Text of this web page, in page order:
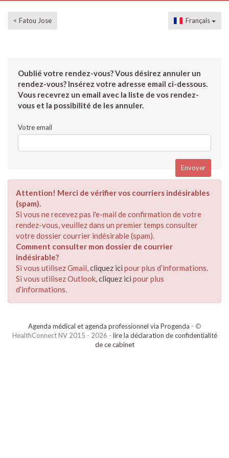
< Fatou Jose Français
Oublié votre rendez-vous? Vous désirez annuler un
rendez-vous? Insérez votre adresse email ci-dessous.
Vous recevrez un email avec la liste de vos rendez-
vous et la possibilité de les annuler.
Votre email
Attention! Merci de vérifier vos courriers indésirables
(spam).
Si vous ne recevez pas l'e-mail de confirmation de votre
rendez-vous, veuillez dans un premier temps consulter
votre dossier courrier indésirable (spam).
Comment consulter mon dossier de courrier
indésirable?
Si vous utilisez Gmail,cliquez ici pour plus d’informations.
Si vous utilisez Outlook,cliquez ici pour plus
d’informations.
Agenda médical et agenda professionnel via Progenda - ©
HealthConnect NV 2015 - 2026 - lire la déclaration de confidentialité
de ce cabinet